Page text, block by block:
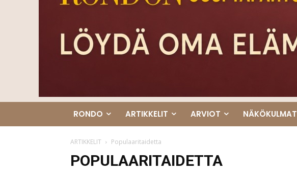
RONDO ARTIKKELIT ARVIOT NÄKÖKULMAT
ARTIKKELIT Populaaritaidetta
POPULAARITAIDETTA